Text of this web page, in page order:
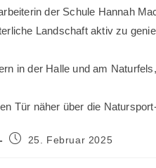
der Schule Hannah
Landschaft aktiv zu
in der Halle und am
Tür näher über die
Beitrag25. Februar 2025